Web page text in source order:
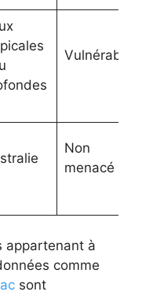
Vulnérable
Non
menacé
appartenant à
comme
sont